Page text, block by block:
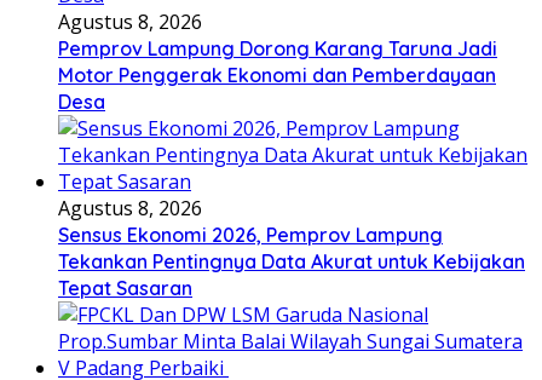
Agustus 8, 2026
Pemprov Lampung Dorong Karang Taruna Jadi
Motor Penggerak Ekonomi dan Pemberdayaan
Desa
Agustus 8, 2026
Sensus Ekonomi 2026, Pemprov Lampung
Tekankan Pentingnya Data Akurat untuk Kebijakan
Tepat Sasaran